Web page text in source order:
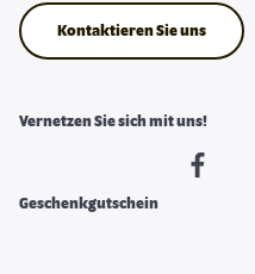
Kontaktieren Sie uns
Vernetzen Sie sich mit uns!
Geschenkgutschein